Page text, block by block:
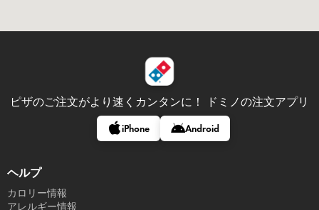
ピザのご注文がより速くカンタンに！ ドミノの注文アプリ
iPhone Android
ヘルプ
カロリー情報
アレルギー情報